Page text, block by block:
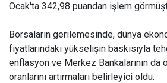
Ocak'ta 342,98 puandan işlem
Borsaların gerilemesinde, dünya
fiyatlarındaki yükselişin baskısıyla
enflasyon ve Merkez Bankalarının da
oranlarını artırmaları belirleyici oldu.